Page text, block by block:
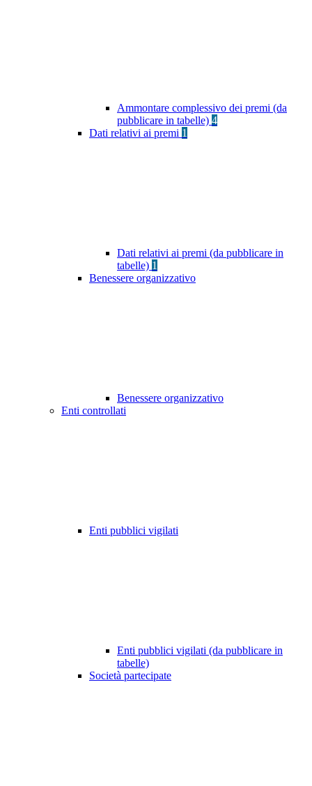
Ammontare complessivo dei premi (da
pubblicare in tabelle) 4
Dati relativi ai premi 1
Dati relativi ai premi (da pubblicare in
tabelle) 1
Benessere organizzativo
Benessere organizzativo
Enti controllati
Enti pubblici vigilati
Enti pubblici vigilati (da pubblicare in
tabelle)
Società partecipate